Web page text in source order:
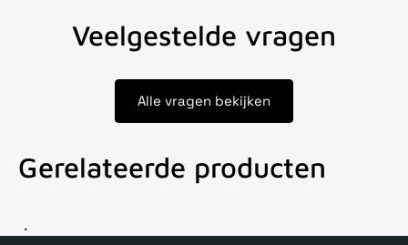
Veelgestelde vragen
Alle vragen bekijken
Gerelateerde producten
Voor 15uur besteld, zelfde dag verstuurd Echte winkel +35